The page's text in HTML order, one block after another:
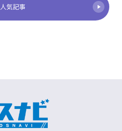
人気記事